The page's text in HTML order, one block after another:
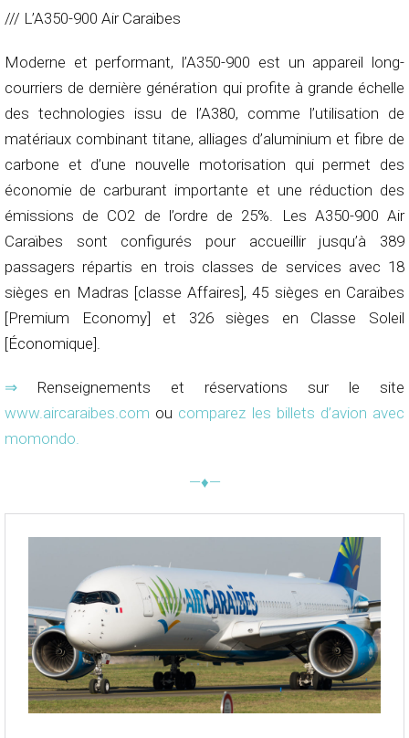
/// L’A350-900 Air Caraïbes
Moderne et performant, l’A350-900 est un appareil long-
courriers de dernière génération qui profite à grande échelle
des technologies issu de l’A380, comme l’utilisation de
matériaux combinant titane, alliages d’aluminium et fibre de
carbone et d’une nouvelle motorisation qui permet des
économie de carburant importante et une réduction des
émissions de CO2 de l’ordre de 25%. Les A350-900 Air
Caraïbes sont configurés pour accueillir jusqu’à 389
passagers répartis en trois classes de services avec 18
sièges en Madras [classe Affaires], 45 sièges en Caraïbes
[Premium Economy] et 326 sièges en Classe Soleil
[Économique].
⇒ Renseignements et réservations sur le site
www.aircaraibes.com ou comparez les billets d’avion avec
momondo.
—♦—